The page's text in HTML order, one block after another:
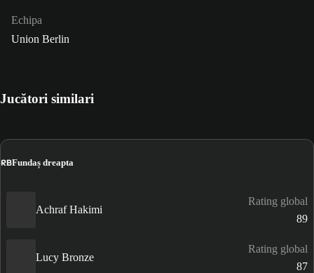
Echipa
Union Berlin
Jucători similari
RBFundaș dreapta
Achraf Hakimi
Rating global
89
Lucy Bronze
Rating global
87